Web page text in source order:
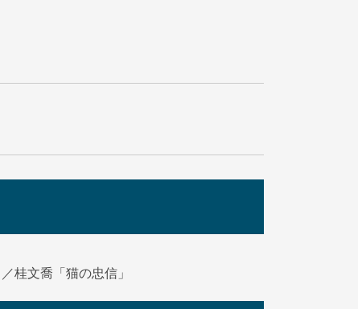
桂文喬「猫の忠信」